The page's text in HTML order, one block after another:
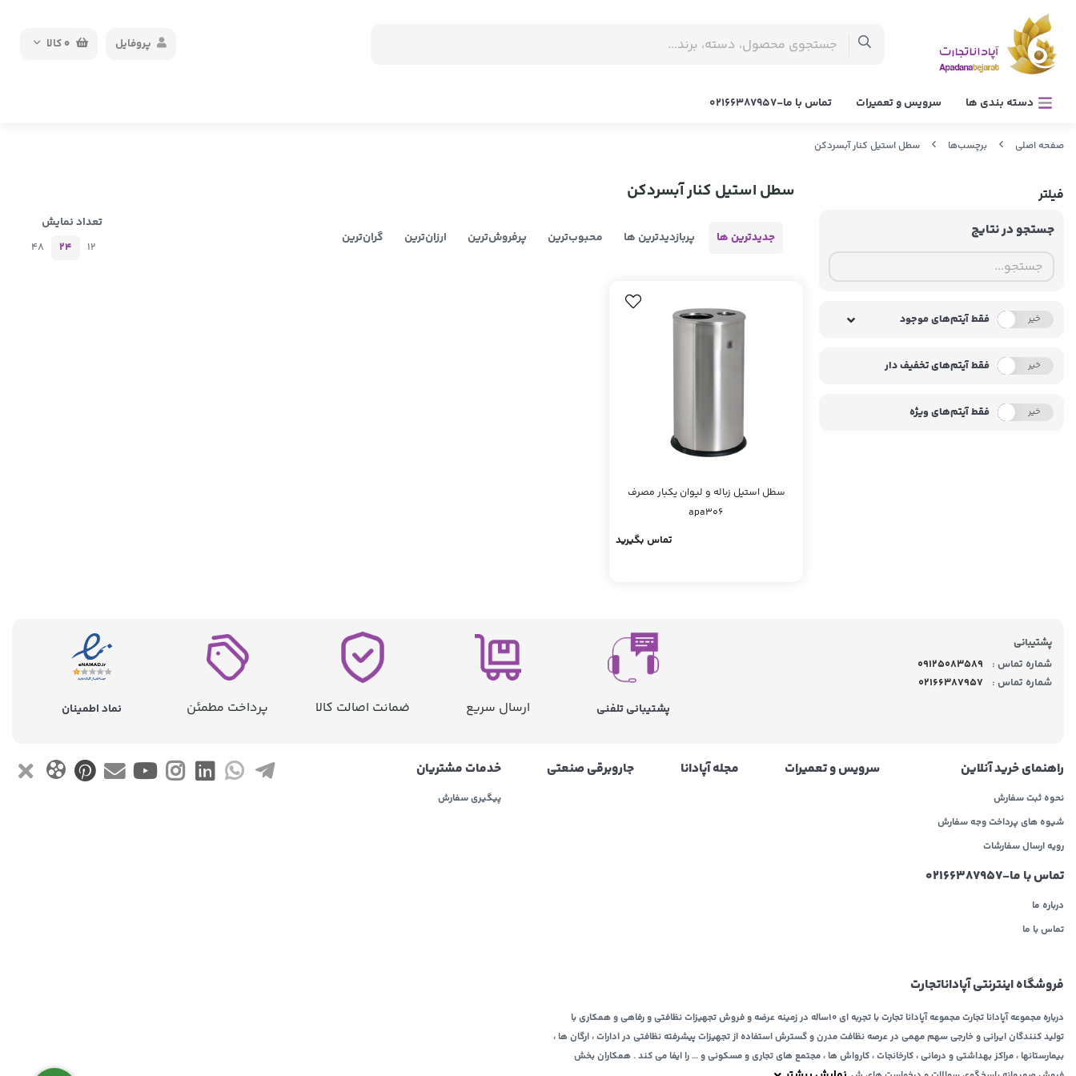
0کالا پروفایل
دسته بندی ها سرویس و تعمیرات تماس با ما-02166387957
صفحه اصلی برچسب‌ها سطل استیل کنار آبسردکن
فیلتر
جستجو در نتایج
بله خیر فقط آیتم‌های موجود
بله خیر فقط آیتم‌های تخفیف دار
بله خیر فقط آیتم‌های ویژه
سطل استیل کنار آبسردکن
جدیدترین ها پربازدیدترین ها محبوب‌‌ترین پرفروش‌ترین ارزان‌ترین گران‌ترین
تعداد نمایش
12
24
48
سطل استیل زباله و لیوان یکبار مصرف
apa306
تماس بگیرید
پشتیبانی
شماره تماس :
09125083589
شماره تماس :
02166387957
پشتیبانی تلفنی ارسال سریع ضمانت اصالت کالا پرداخت مطمئن نماد اطمینان
راهنمای خرید آنلاین
نحوه ثبت سفارش
شیوه های پرداخت وجه سفارش
رویه ارسال سفارشات
سرویس و تعمیرات مجله آپادانا جاروبرقی صنعتی خدمات مشتریان
پیگیری سفارش
تماس با ما-02166387957
درباره ما
تماس با ما
فروشگاه اینترنتی آپاداناتجارت
درباره مجموعه آپادانا تجارت مجموعه آپادانا تجارت با تجربه ای 10ساله در زمینه عرضه و فروش تجهیزات نظافتی و رفاهی و همکاری با
تولید کنندگان ایرانی و خارجی سهم مهمی در عرصه نظافت مدرن و گسترش استفاده از تجهیزات پیشرفته نظافتی در ادارات ، ارگان ها ،
بیمارستانها ، مراکز بهداشتی و درمانی ، کارخانجات ، کارواش ها ، مجتمع های تجاری و مسکونی و … را ایفا می کند . همکاران بخش